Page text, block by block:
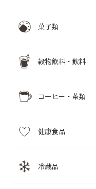
菓子類
穀物飲料・飲料
コーヒー・茶類
健康食品
冷蔵品